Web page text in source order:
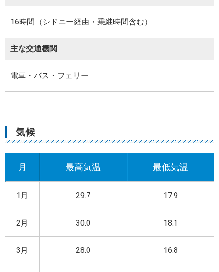
16時間（シドニー経由・乗継時間含む）
主な交通機関
電車・バス・フェリー
気候
月 最高気温 最低気温
1月 29.7 17.9
2月 30.0 18.1
3月 28.0 16.8